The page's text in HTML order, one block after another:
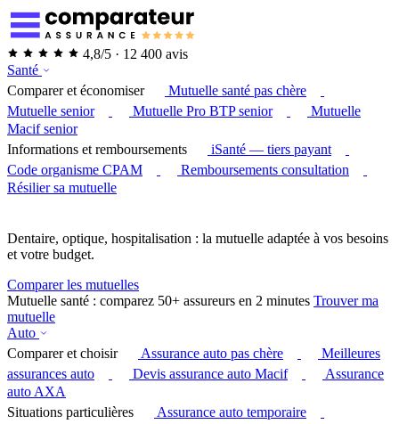
4,8/5 · 12 400 avis
Santé
Comparer et économiser
Mutuelle santé pas chère
Mutuelle senior
Mutuelle Pro BTP senior
Mutuelle
Macif senior
Informations et remboursements
iSanté — tiers payant
Code organisme CPAM
Remboursements consultation
Résilier sa mutuelle
Dentaire, optique, hospitalisation : la mutuelle adaptée à vos besoins
et votre budget.
Comparer les mutuelles
Mutuelle santé : comparez 50+ assureurs en 2 minutes Trouver ma
mutuelle
Auto
Comparer et choisir
Assurance auto pas chère
Meilleures
assurances auto
Devis assurance auto Macif
Assurance
auto AXA
Situations particulières
Assurance auto temporaire